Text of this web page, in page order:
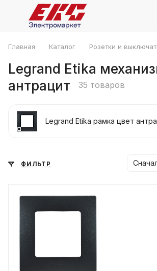
Главная Каталог Розетки и
Legrand Etika
антрацит
35 товаров
Legrand Etika рамка цвет
ФИЛЬТР